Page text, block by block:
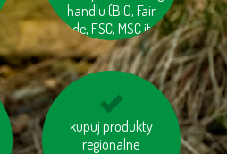
handlu (BIO, Fair
trade, FSC, MSC itp.)
wspólną drogę
kupuj produkty
regionalne
ociepl swój dom